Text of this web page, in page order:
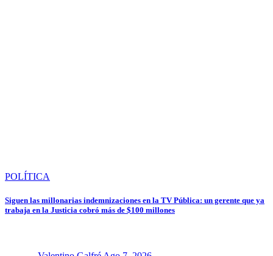
POLÍTICA
Siguen las millonarias indemnizaciones en la TV Pública: un gerente que ya
trabaja en la Justicia cobró más de $100 millones